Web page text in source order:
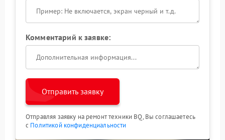
Комментарий к заявке:
Отправить заявку
Отправляя заявку на ремонт техники BQ, Вы соглашаетесь
с Политикой конфиденциальности